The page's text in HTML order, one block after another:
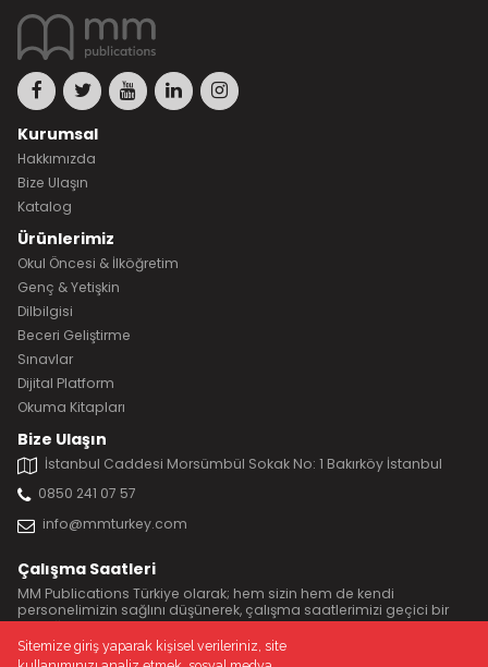
Kurumsal
Hakkımızda
Bize Ulaşın
Katalog
Ürünlerimiz
Okul Öncesi & İlköğretim
Genç & Yetişkin
Dilbilgisi
Beceri Geliştirme
Sınavlar
Dijital Platform
Okuma Kitapları
Bize Ulaşın
İstanbul Caddesi Morsümbül Sokak No: 1 Bakırköy İstanbul
0850 241 07 57
info@mmturkey.com
Çalışma Saatleri
MM Publications Türkiye olarak; hem sizin hem de kendi
personelimizin sağlını düşünerek, çalışma saatlerimizi geçici bir
süreliğine 11:00 ile 17:00 yaptık.
Sağlıklı günler dileriz.
Sitemize giriş yaparak kişisel verileriniz, site